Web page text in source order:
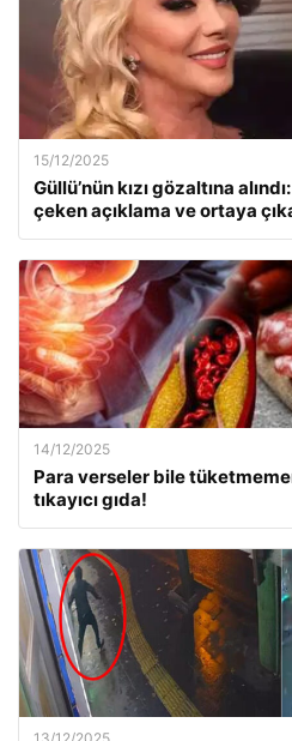
15/12/2025
Güllü’nün kızı gözaltına
çeken açıklama ve ortaya
14/12/2025
Para verseler bile
tıkayıcı gıda!